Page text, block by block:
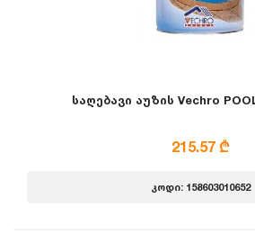
საღებავი აუზის Vechro
215.57 ₾
კოდი: 158603010652